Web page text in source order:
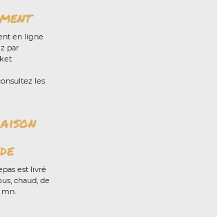
en ligne
par
les
est livré
chaud, de
mn.